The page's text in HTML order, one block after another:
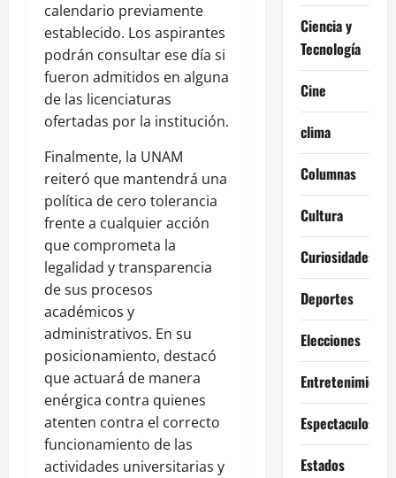
calendario previamente
establecido. Los aspirantes
podrán consultar ese día si
fueron admitidos en alguna
de las licenciaturas
ofertadas por la institución.
Finalmente, la UNAM
reiteró que mantendrá una
política de cero tolerancia
frente a cualquier acción
que comprometa la
legalidad y transparencia
de sus procesos
académicos y
administrativos. En su
posicionamiento, destacó
que actuará de manera
enérgica contra quienes
atenten contra el correcto
funcionamiento de las
actividades universitarias y
Ciencia y
Tecnología
Cine
clima
Columnas
Cultura
Curiosidades
Deportes
Elecciones
Entretenimiento
Espectaculos
Estados